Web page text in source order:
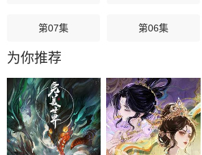
第07集 第06集
第04集
第01集
为你推荐